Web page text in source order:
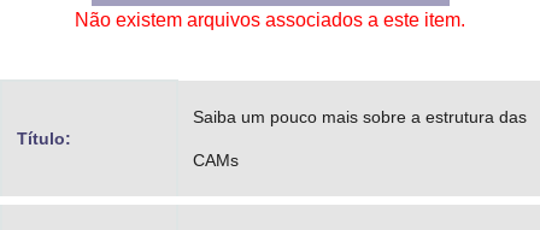
Não existem arquivos associados a este item.
Título:
Saiba um pouco mais sobre a estrutura das
CAMs